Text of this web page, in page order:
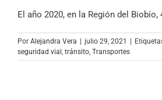
El año 2020, en la Región del Biobío,
Por Alejandra Vera | julio 29, 2021 |
seguridad vial tránsito Transportes